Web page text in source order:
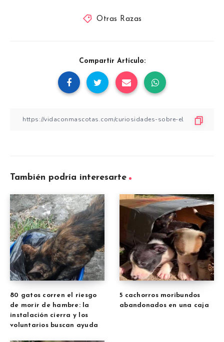
Otras Razas
Compartir Artículo:
También podría interesarte
80 gatos corren el riesgo
de morir de hambre: la
instalación cierra y los
voluntarios buscan ayuda
5 cachorros moribundos
abandonados en una caja